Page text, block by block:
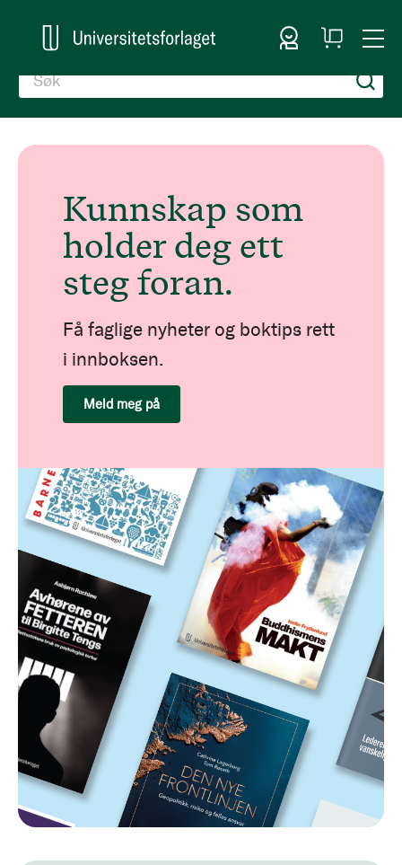
Logg inn
Handlekurv
Kunnskap som
holder deg ett
steg foran.
Få faglige nyheter og boktips rett
i innboksen.
Meld meg på